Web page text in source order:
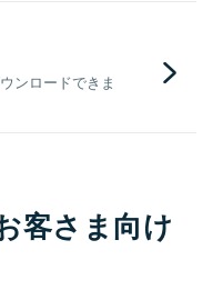
ンロードできま
客さま向け